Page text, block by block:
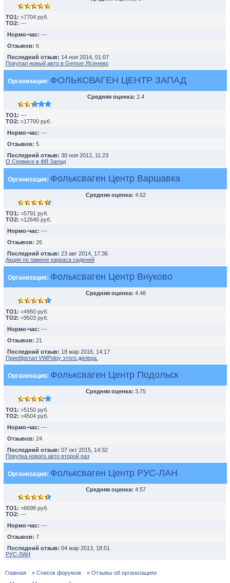
TO1: ≈7704 руб.
TO2: ---
Нормо-час: ---
Отзывов: 6
Последний отзыв: 14 ноя 2014, 01:07
Покупал новый авто в Genser Ясенево
Организация: ФОЛЬКСВАГЕН ЦЕНТР ЗАПАД
Средняя оценка: 2.4
TO1: ---
TO2: ≈17700 руб.
Нормо-час: ---
Отзывов: 5
Последний отзыв: 30 ноя 2012, 11:23
О Сервисе в ФВ Запад
Организация: Фольксваген Центр Варшавка
Средняя оценка: 4.62
TO1: ≈5791 руб.
TO2: ≈12640 руб.
Нормо-час: ---
Отзывов: 26
Последний отзыв: 23 авг 2014, 17:36
Акция по замене каркаса сидений
Организация: Фольксваген Центр Внуково
Средняя оценка: 4.48
TO1: ≈4950 руб.
TO2: ≈9503 руб.
Нормо-час: ---
Отзывов: 21
Последний отзыв: 18 мар 2016, 14:17
Приобретал VWPoloу этого дилера.
Организация: Фольксваген Центр Подольск
Средняя оценка: 3.75
TO1: ≈5150 руб.
TO2: ≈4504 руб.
Нормо-час: ---
Отзывов: 24
Последний отзыв: 07 окт 2015, 14:32
Покупка нового авто второй раз
Организация: Фольксваген Центр РУС-ЛАН
Средняя оценка: 4.57
TO1: ≈6698 руб.
TO2: ---
Нормо-час: ---
Отзывов: 7
Последний отзыв: 04 мар 2013, 18:51
РУС-ЛАН
Главная » Список форумов
» Отзывы об организациях